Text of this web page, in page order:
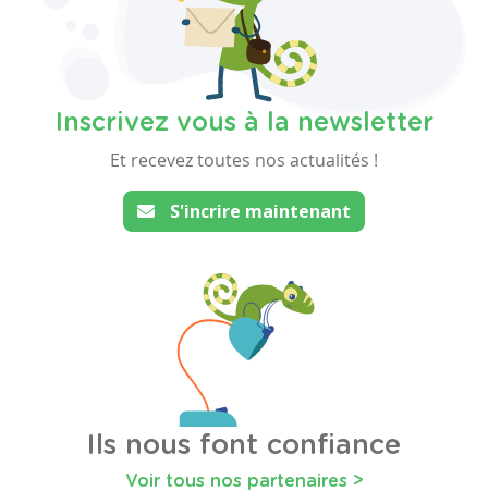
Inscrivez vous à la newsletter
Et recevez toutes nos actualités !
S'incrire maintenant
Ils nous font confiance
Voir tous nos partenaires >